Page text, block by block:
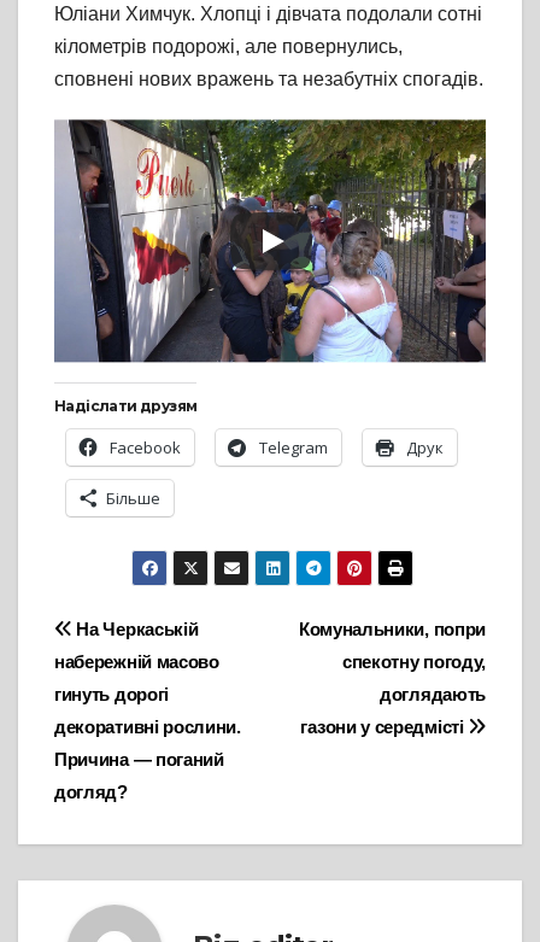
Юліани Химчук. Хлопці і дівчата подолали сотні
кілометрів подорожі, але повернулись,
сповнені нових вражень та незабутніх спогадів.
Надіслати друзям
Facebook Telegram Друк
Більше
Навігація
записів
Комунальники, попри
спекотну погоду,
доглядають
газони у середмісті
На Черкаській
набережній масово
гинуть дорогі
декоративні рослини.
Причина — поганий
догляд?